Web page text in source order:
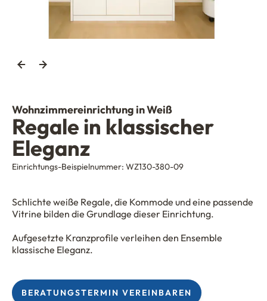
Wohnzimmereinrichtung in Weiß
Regale in klassischer
Eleganz
Einrichtungs-Beispielnummer: WZ130-380-09
Schlichte weiße Regale, die Kommode und eine passende
Vitrine bilden die Grundlage dieser Einrichtung.
Aufgesetzte Kranzprofile verleihen den Ensemble
klassische Eleganz.
BERATUNGSTERMIN VEREINBAREN